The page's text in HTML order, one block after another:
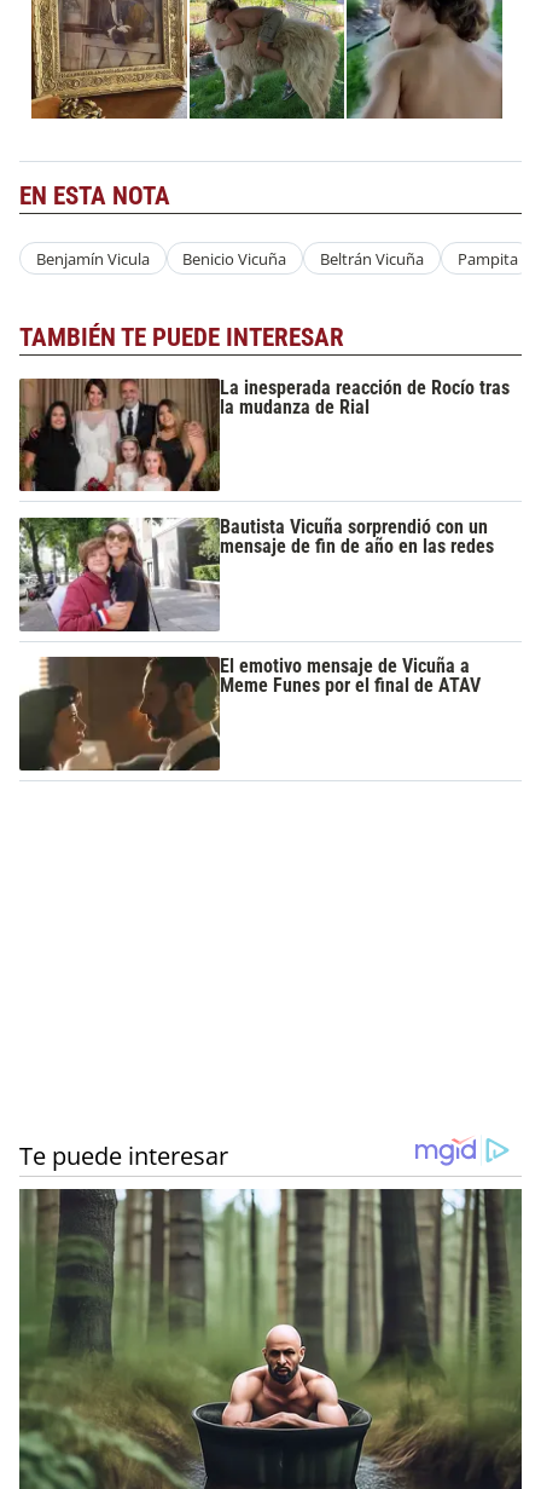
EN ESTA NOTA
Benjamín Vicula Benicio Vicuña Beltrán Vicuña Pampita
TAMBIÉN TE PUEDE INTERESAR
La inesperada reacción de Rocío tras
la mudanza de Rial
Bautista Vicuña sorprendió con un
mensaje de fin de año en las redes
El emotivo mensaje de Vicuña a
Meme Funes por el final de ATAV